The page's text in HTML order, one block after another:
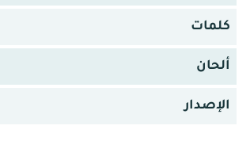
كلمات
ألحان
الإصدار